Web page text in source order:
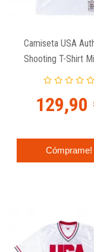
Camiseta USA
Shooting T-Shirt
Jordan - 1992
129,90
Cómprame!